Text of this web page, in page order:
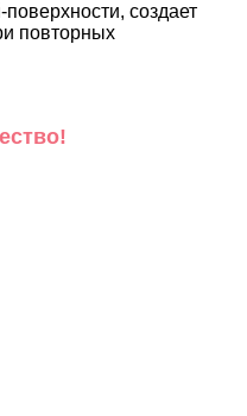
создает
повторных